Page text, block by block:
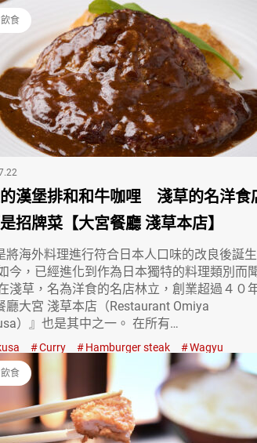
飲食
漢堡排和和牛咖哩 淺草的名洋食
招牌菜【大宮餐廳 淺草本店】
將海外料理進行符合日本人口味的改良後誕生
今，已經進化到作為日本獨特的料理類別而
淺草，名為洋食的名店林立，創業超過４０
廳大宮 淺草本店（Restaurant Omiya
）』也是其中之一。 在所有…
Curry Hamburger steak Wagyu
飲食